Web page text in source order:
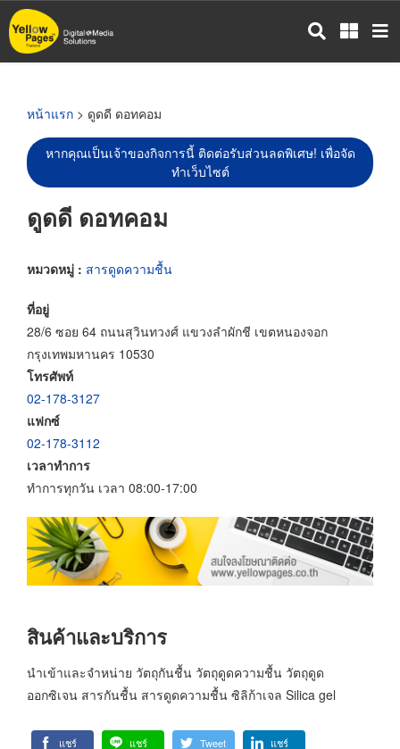
ข้าม
ไป
หน้าแรก > ดูดดี ดอทคอม
หากคุณเป็นเจ้าของกิจการนี้ ติดต่อรับส่วนลดพิเศษ! เพื่อจัด
ทำเว็บไซต์
ดูดดี ดอทคอม
หมวดหมู่ : สารดูดความชื้น
ที่อยู่
28/6 ซอย 64 ถนนสุวินทวงศ์ แขวงลำผักชี เขตหนองจอก
กรุงเทพมหานคร 10530
โทรศัพท์
02-178-3127
แฟกซ์
02-178-3112
เวลาทำการ
ทำการทุกวัน เวลา 08:00-17:00
สินค้าและบริการ
นำเข้าและจำหน่าย วัตถุกันชื้น วัตถุดูดความชื้น วัตถุดูด
ออกซิเจน สารกันชื้น สารดูดความชื้น ซิลิก้าเจล Silica gel
แชร์ แชร์ Tweet แชร์